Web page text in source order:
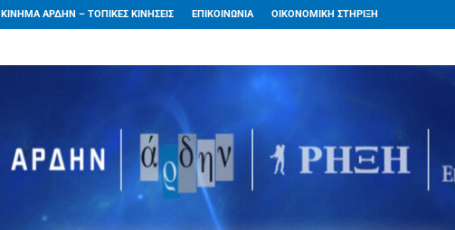
ΚΙΝΗΜΑ ΑΡΔΗΝ – ΤΟΠΙΚΕΣ ΚΙΝΗΣΕΙΣ ΕΠΙΚΟΙΝΩΝΙΑ ΟΙΚΟΝΟΜΙΚΗ ΣΤΗΡΙΞΗ